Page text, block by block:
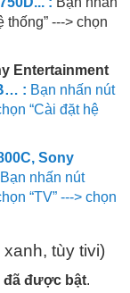
thống” ---> chọn
Entertainment
… : Bạn nhấn nút
“Cài đặt hệ
, Sony
Bạn nhấn nút
“TV” ---> chọn
tùy tivi)
đã được bật.